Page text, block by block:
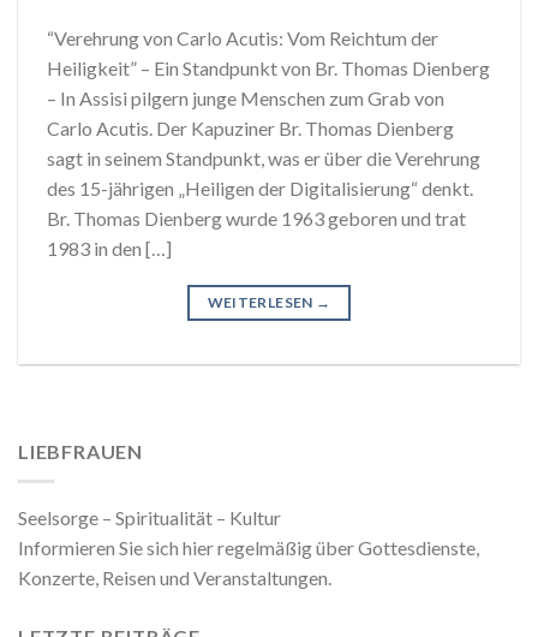
“Verehrung von Carlo Acutis: Vom Reichtum der
Heiligkeit” – Ein Standpunkt von Br. Thomas Dienberg
– In Assisi pilgern junge Menschen zum Grab von
Carlo Acutis. Der Kapuziner Br. Thomas Dienberg
sagt in seinem Standpunkt, was er über die Verehrung
des 15-jährigen „Heiligen der Digitalisierung“ denkt.
Br. Thomas Dienberg wurde 1963 geboren und trat
1983 in den […]
WEITERLESEN →
LIEBFRAUEN
Seelsorge – Spiritualität – Kultur
Informieren Sie sich hier regelmäßig über Gottesdienste,
Konzerte, Reisen und Veranstaltungen.